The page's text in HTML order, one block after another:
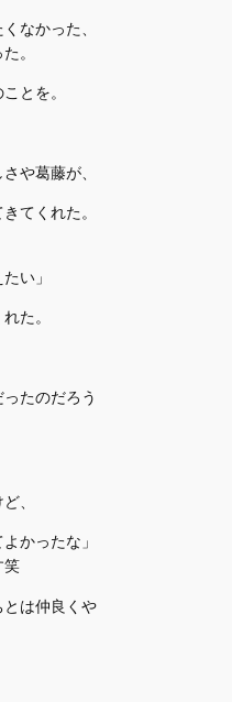
なかった、
。
とを。
や葛藤が、
てくれた。
い」
た。
たのだろう
、
かったな」
笑
とは仲良くや